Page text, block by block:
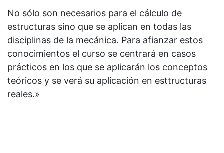
No sólo son necesarios para el cálculo de
estructuras sino que se aplican en todas las
disciplinas de la mecánica. Para afianzar estos
conocimientos el curso se centrará en casos
prácticos en los que se aplicarán los conceptos
teóricos y se verá su aplicación en esttructuras
reales.»